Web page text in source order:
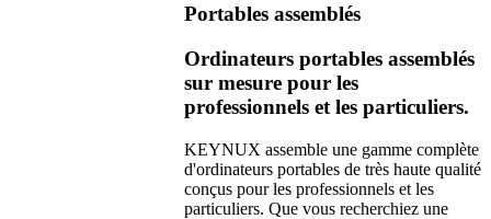
Portables assemblés
Ordinateurs portables assemblés
sur mesure pour les
professionnels et les particuliers.
KEYNUX assemble une gamme complète
d'ordinateurs portables de très haute qualité
conçus pour les professionnels et les
particuliers. Que vous recherchiez une